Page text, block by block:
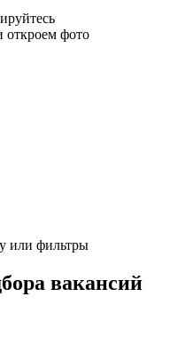
откроем фото
или фильтры
вакансий